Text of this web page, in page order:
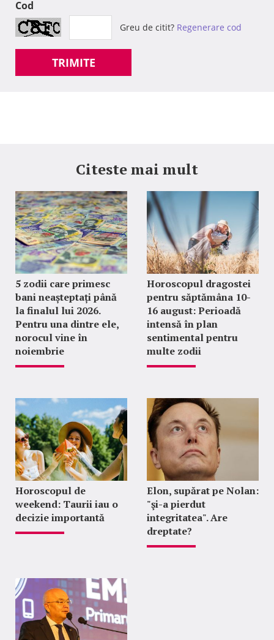
Cod
Greu de citit? Regenerare cod
TRIMITE
Citeste mai mult
5 zodii care primesc
bani neașteptați până
la finalul lui 2026.
Pentru una dintre ele,
norocul vine în
noiembrie
Horoscopul dragostei
pentru săptămâna 10-
16 august: Perioadă
intensă în plan
sentimental pentru
multe zodii
Horoscopul de
weekend: Taurii iau o
decizie importantă
Elon, supărat pe Nolan:
"şi-a pierdut
integritatea". Are
dreptate?